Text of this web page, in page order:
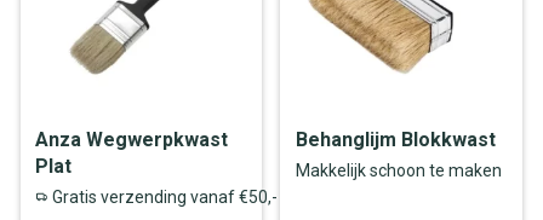
Anza Wegwerpkwast
Plat
Gratis verzending vanaf €50,-
Behanglijm Blokkwast
Makkelijk schoon te maken